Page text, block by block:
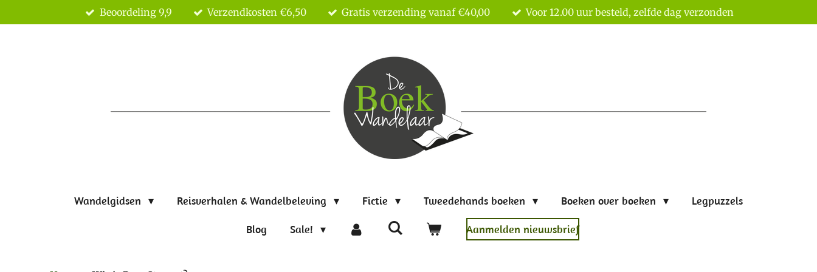
direct
Beoordeling 9,9 Verzendkosten €6,50 Gratis verzending vanaf €40,00 Voor 12.00 uur besteld, zelfde dag verzonden
Wandelgidsen Reisverhalen & Wandelbeleving Fictie Tweedehands boeken Boeken over boeken Legpuzzels
Blog Sale! Aanmelden nieuwsbrief